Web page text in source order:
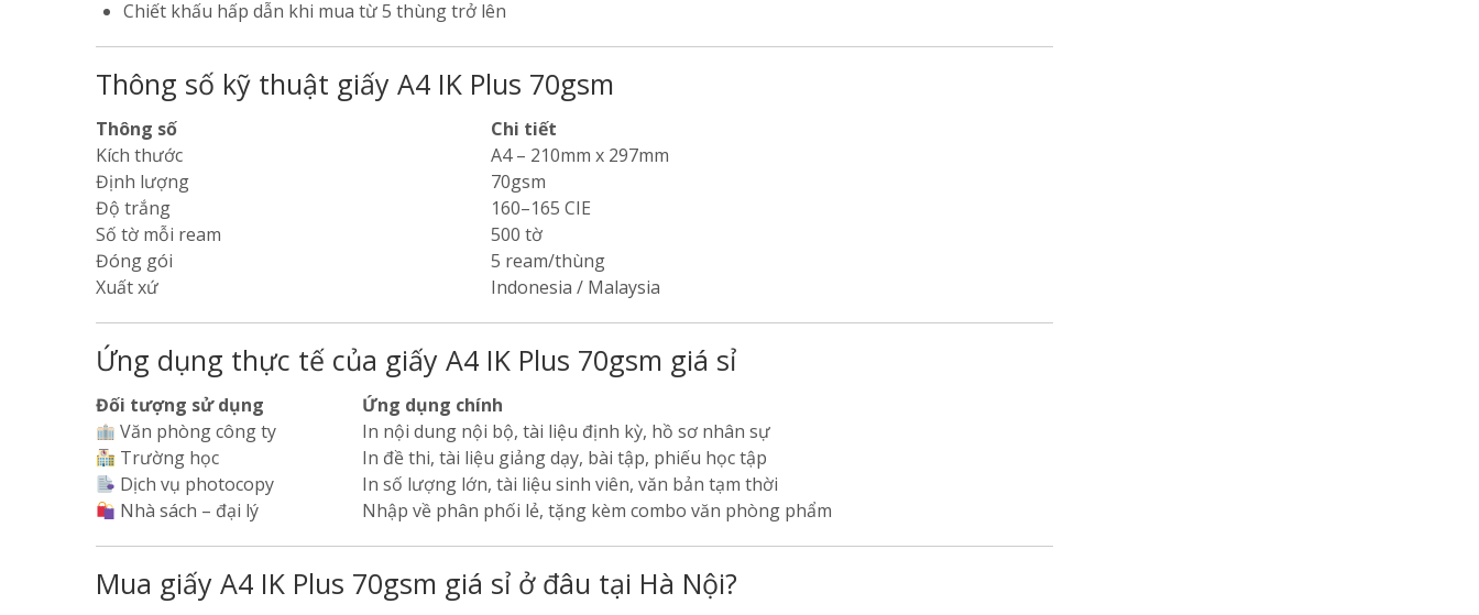
Chiết khấu hấp dẫn khi mua từ 5 thùng trở lên
Thông số kỹ thuật giấy A4 IK Plus 70gsm
Thông số
Chi tiết
Kích thước
A4 – 210mm x 297mm
Định lượng
70gsm
Độ trắng
160–165 CIE
Số tờ mỗi ream
500 tờ
Đóng gói
5 ream/thùng
Xuất xứ
Indonesia / Malaysia
Ứng dụng thực tế của giấy A4 IK Plus 70gsm giá sỉ
Đối tượng sử dụng
Ứng dụng chính
Văn phòng công ty
In nội dung nội bộ, tài liệu định kỳ, hồ sơ nhân sự
Trường học
In đề thi, tài liệu giảng dạy, bài tập, phiếu học tập
Dịch vụ photocopy
In số lượng lớn, tài liệu sinh viên, văn bản tạm thời
Nhà sách – đại lý
Nhập về phân phối lẻ, tặng kèm combo văn phòng phẩm
Mua giấy A4 IK Plus 70gsm giá sỉ ở đâu tại Hà Nội?